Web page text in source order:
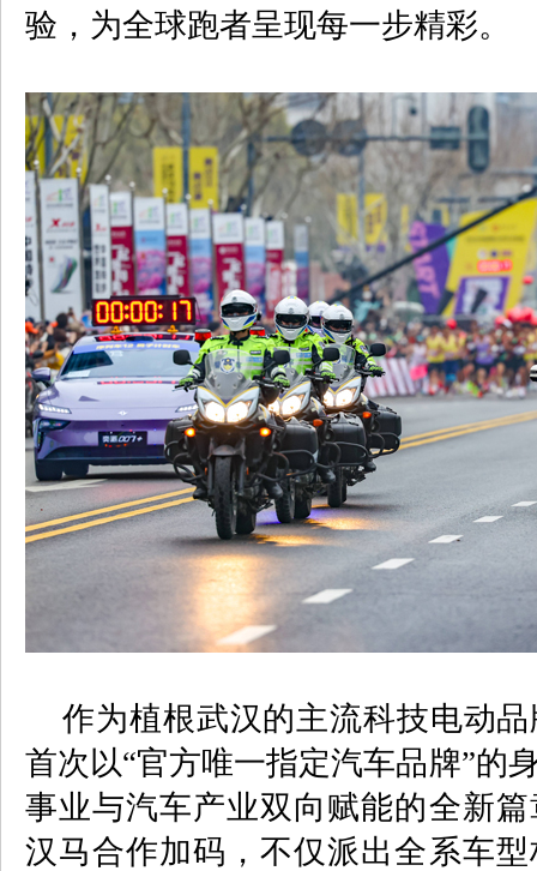
验，为全球跑者呈现每一步精彩。
作为植根武汉的主流科技电动品
首次以“官方唯一指定汽车品牌”的
事业与汽车产业双向赋能的全新
汉马合作加码，不仅派出全系车